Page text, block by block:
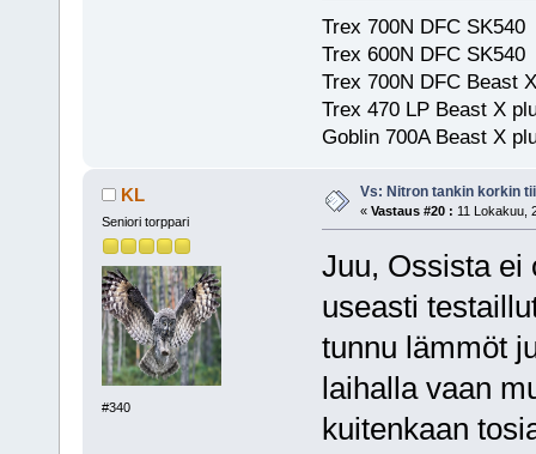
Trex 700N DFC SK540
Trex 600N DFC SK540
Trex 700N DFC Beast
Trex 470 LP Beast X
Goblin 700A Beast X
KL
Seniori torppari
#340
Vs: Nitron tankin korkin
« Vastaus #20 : 11 Lokakuu,
Juu, Ossista ei
useasti
tunnu lämmöt
laihalla vaan
kuitenkaan